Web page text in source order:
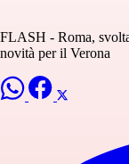
FLASH - Roma,
novità per il Verona